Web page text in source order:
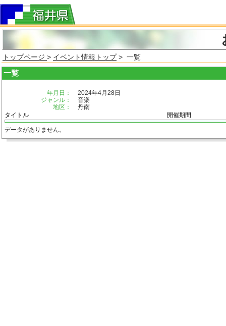
トップページ > イベント情報トップ> 一覧
一覧
年月日：
2024年4月28日
ジャンル：
音楽
地区：
丹南
タイトル
開催期間
データがありません。